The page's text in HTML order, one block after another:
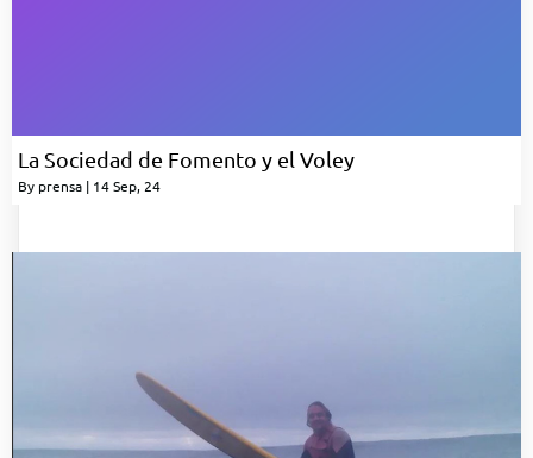
La Sociedad de Fomento y el Voley
By prensa | 14Sep, 24